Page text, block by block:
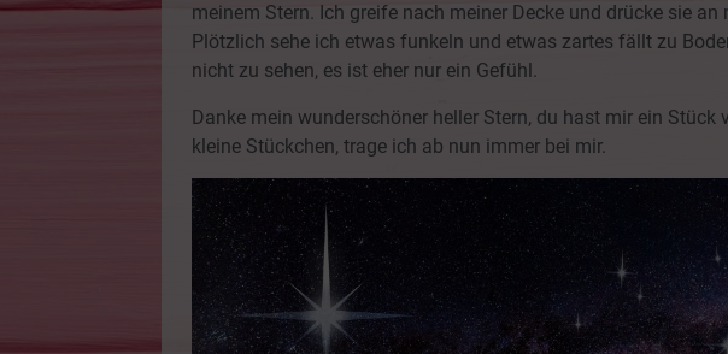
meinem Stern. Ich greife nach meiner Decke und drücke sie
Plötzlich sehe ich etwas funkeln und etwas zartes fällt zu
nicht zu sehen, es ist eher nur ein Gefühl.
Danke mein wunderschöner heller Stern, du hast mir ein
kleine Stückchen, trage ich ab nun immer bei mir.